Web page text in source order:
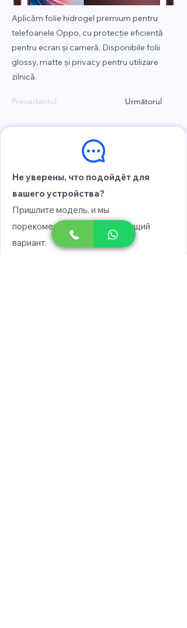
Aplicăm folie hidrogel premium pentru
telefoanele Oppo, cu protecție eficientă
pentru ecran și cameră. Disponibile folii
glossy, matte și privacy pentru utilizare
zilnică.
Precedentul Următorul
Не уверены, что подойдёт для
вашего устройства?
Пришлите модель, и мы
порекомендуем вам подходящий
вариант.